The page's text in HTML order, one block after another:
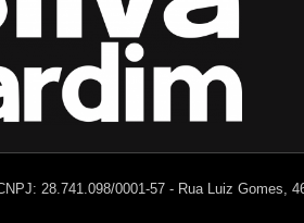
28.741.098/0001-57 - Rua Luiz Gomes,